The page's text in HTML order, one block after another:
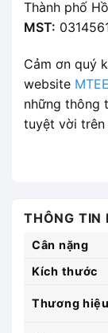
Thành phố
MST:
Cảm ơn quý
website
những thông
tuyệt vời trên
THÔNG TIN
Cân nặng
Kích thước
Thương hiệu